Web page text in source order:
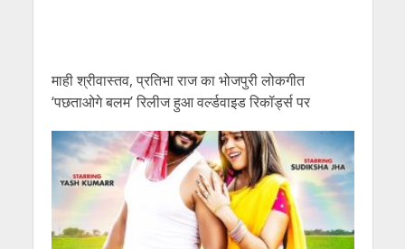
माही श्रीवास्तव, प्रतिभा राज का भोजपुरी लोकगीत
‘पछताओगे बलम’ रिलीज हुआ वर्ल्डवाइड रिकॉर्ड्स पर